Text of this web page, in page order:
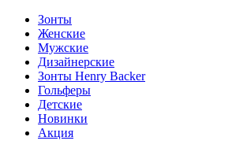
Зонты
Женские
Мужские
Дизайнерские
Зонты Henry Backer
Гольферы
Детские
Новинки
Акция